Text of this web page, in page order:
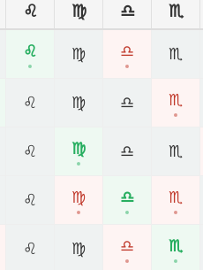
♌ ♍ ♎ ♏
♌ ♍ ♎ ♏
♌ ♍ ♎ ♏
♌ ♍ ♎ ♏
♌ ♍ ♎ ♏
♌ ♍ ♎ ♏